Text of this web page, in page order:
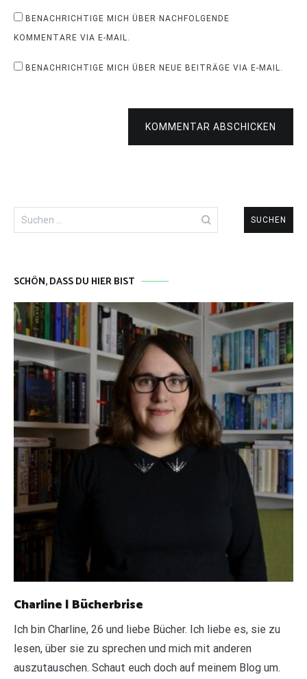
BENACHRICHTIGE MICH ÜBER NACHFOLGENDE
KOMMENTARE VIA E-MAIL.
BENACHRICHTIGE MICH ÜBER NEUE BEITRÄGE VIA E-MAIL.
KOMMENTAR ABSCHICKEN
nach:
SCHÖN, DASS DU HIER BIST
Charline | Bücherbrise
Ich bin Charline, 26 und liebe Bücher. Ich liebe es, sie zu
lesen, über sie zu sprechen und mich mit anderen
auszutauschen. Schaut euch doch auf meinem Blog um.